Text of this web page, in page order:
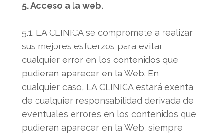
5. Acceso a la web.
5.1. LA CLINICA se compromete a realizar
sus mejores esfuerzos para evitar
cualquier error en los contenidos que
pudieran aparecer en la Web. En
cualquier caso, LA CLINICA estará exenta
de cualquier responsabilidad derivada de
eventuales errores en los contenidos que
pudieran aparecer en la Web, siempre